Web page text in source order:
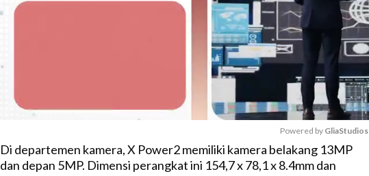
M
Powered by GliaStudios
Di departemen kamera, X Power2 memiliki kamera belakang 13MP
dan depan 5MP. Dimensi perangkat ini 154,7 x 78,1 x 8.4mm dan